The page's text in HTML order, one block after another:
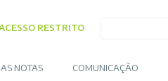
RESTRITO
NOTAS COMUNICAÇÃO